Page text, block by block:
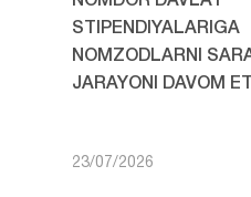
STIPENDIYALARIGA
NOMZODLARNI
JARAYONI DAVOM
23/07/2026